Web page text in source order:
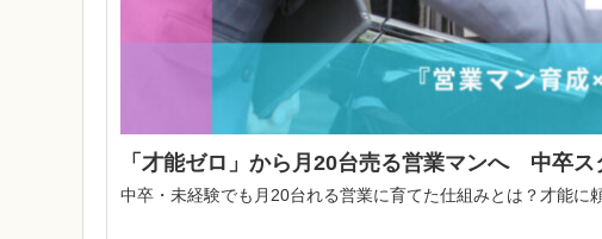
「才能ゼロ」から月20台売る営業マンへ 中卒
中卒・未経験でも月20台れる営業に育てた仕組みとは？才能に